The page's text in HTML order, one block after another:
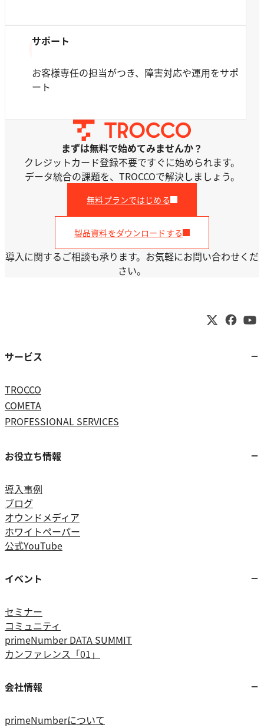
サポート
お客様専任の担当がつき、障害対応や運用をサポ
ート
まずは無料で始めてみませんか？
クレジットカード登録不要ですぐに始められます。
データ統合の課題を、TROCCOで解決しましょう。
無料プランではじめる
製品資料をダウンロードする
導入に関するご相談も承ります。お気軽にお問い合わせくだ
さい。
サービス
TROCCO
COMETA
PROFESSIONAL SERVICES
お役立ち情報
導入事例
ブログ
オウンドメディア
ホワイトペーパー
公式YouTube
イベント
セミナー
コミュニティ
primeNumber DATA SUMMIT
カンファレンス「01」
会社情報
primeNumberについて